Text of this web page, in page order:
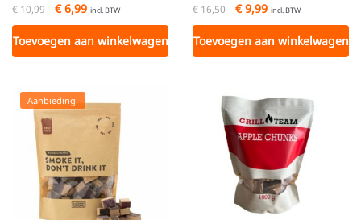
€10,99 €6,99 incl. BTW
Toevoegen aan winkelwagen
€16,50 €9,99 incl. BTW
Toevoegen aan winkelwagen
Aanbieding!